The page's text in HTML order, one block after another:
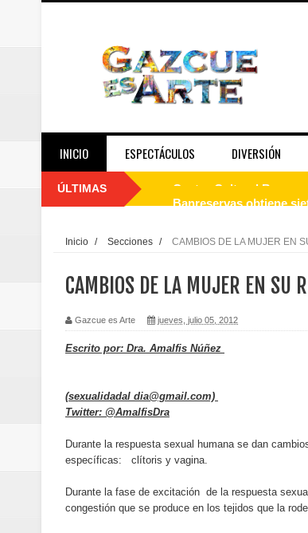
INICIO ESPECTÁCULOS DIVERSIÓN
ÚLTIMAS Banreservas obtiene
Banreservas recibe
Estable
Juan Luis Guerra se
Oscar Abreu cuestiona
Embajada dominicana
Banreservas y Banco
Inicio / Secciones / CAMBIOS DE LA MUJER EN
CAMBIOS DE LA MUJER EN SU
Gazcue es Arte jueves, julio 05, 2012
Escrito por: Dra. Amalfis Núñez
(sexualidadal dia@gmail.com)
Twitter: @AmalfisDra
Durante la respuesta sexual humana se dan
específicas: clítoris y vagina.
Durante la fase de excitación de la respuesta
congestión que se produce en los tejidos que la